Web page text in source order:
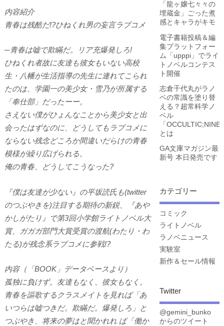
内容紹介
青春は残酷だ!?ひねくれ男の妄言ラブコメ
─青春は嘘で欺瞞だ。リア充爆発しろ!
ひねくれ者故に友達も彼女もいない高校
生・八幡が生活指導の先生に連れてこられ
たのは、学園一の美少女・雪乃が所属する
「奉仕部」だったーー。
さえない僕がひょんなことから美少女と出
会ったはずなのに、どうしてもラブコメに
ならない残念どころか間違いだらけの青春
模様が繰り広げられる。
俺の青春、どうしてこうなった?
『僕は友達が少ない』の平坂読氏も(twitter
のつぶやきを)注目する期待の新鋭、『あや
かしがたり』で第3回小学館ライトノベル大
賞、ガガガ部門大賞受賞の渡航(わたり・わ
たる)が残念系ラブコメに参戦!?
内容（「BOOK」データベースより）
孤独に負けず。友達もなく、彼女もなく。
青春を謳歌するクラスメイトを見れば「あ
いつらは嘘つきだ。欺瞞だ。爆発しろ」と
つぶやき、将来の夢はと聞かれれ ば「働か
「龍ヶ嬢七々々の
埋蔵金」ごった煮
感とキャラがキモ
電子書籍投稿＆編
集プラットフォー
ム「upppi」でライ
トノベルコンテス
ト開催
志倉千代丸がラノ
ベの常識を塗り替
える？超常科学ノ
ベル
「OCCULTIC;NINE
とは
GA文庫マガジン最
新号 本日発売です
カテゴリー
コミック
ライトノベル
ラノベニュース
実験室
新作＆セール情報
Twitter
@gemini_bunko
からのツイート